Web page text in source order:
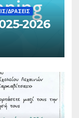
ΔΡΆΣΕΙΣ
2026